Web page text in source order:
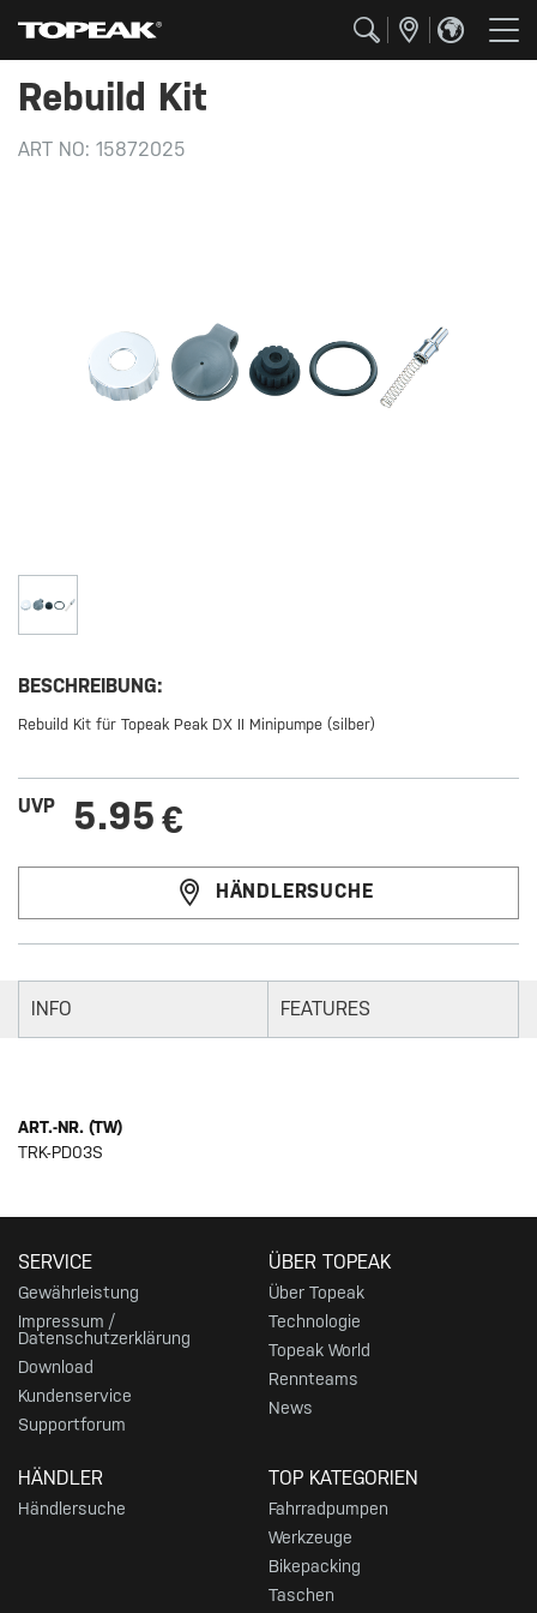
Rebuild Kit
ART NO: 15872025
BESCHREIBUNG:
Rebuild Kit für Topeak Peak DX II Minipumpe (silber)
UVP 5.95 €
HÄNDLERSUCHE
INFO FEATURES
ART.-NR. (TW)
TRK-PD03S
SERVICE
Gewährleistung
Impressum /
Datenschutzerklärung
Download
Kundenservice
Supportforum
ÜBER TOPEAK
Über Topeak
Technologie
Topeak World
Rennteams
News
HÄNDLER
Händlersuche
TOP KATEGORIEN
Fahrradpumpen
Werkzeuge
Bikepacking
Taschen